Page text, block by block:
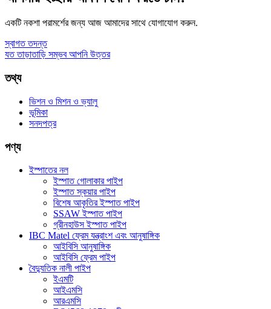
একটি নকশা পরামর্শের জন্য আজ আমাদের সাথে যোগাযোগ করুন.
স্বাগত তদন্ত
যত তাড়াতাড়ি সম্ভব আপনি উত্তর
তথ্য
ভিশন ও মিশন ও ভ্যালু
ভূমিকা
সনদপত্র
পণ্য
ইস্পাতের নল
ইস্পাত গোলাকার পাইপ
ইস্পাত স্কয়ার পাইপ
বিশেষ আকৃতির ইস্পাত পাইপ
SSAW ইস্পাত পাইপ
গ্রীনহাউস ইস্পাত পাইপ
IBC Matel ফ্রেম যন্ত্রাংশ এবং আনুষাঙ্গিক
আইবিসি আনুষাঙ্গিক
আইবিসি ফ্রেম পাইপ
বৈদ্যুতিক নালী পাইপ
ইএমটি
আইএমসি
আরএমসি